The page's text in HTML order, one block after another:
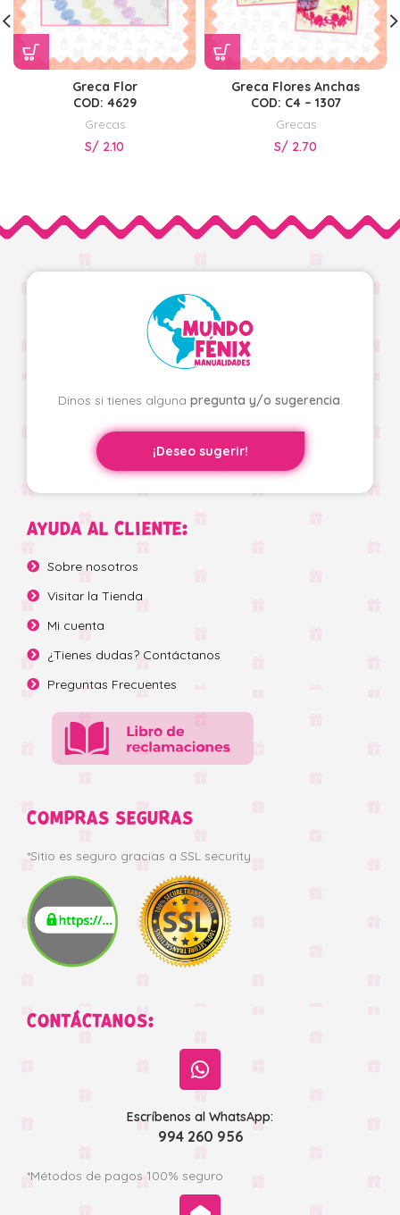
Greca Flor
COD: 4629
Grecas
S/ 2.10
Greca Flores Anchas
COD: C4 – 1307
Grecas
S/ 2.70
Dinos si tienes alguna pregunta y/o sugerencia.
¡Deseo sugerir!
AYUDA AL CLIENTE:
Sobre nosotros
Visitar la Tienda
Mi cuenta
¿Tienes dudas? Contáctanos
Preguntas Frecuentes
COMPRAS SEGURAS
*Sitio es seguro gracias a SSL security
CONTÁCTANOS:
Escríbenos al WhatsApp:
994 260 956
*Métodos de pagos 100% seguro